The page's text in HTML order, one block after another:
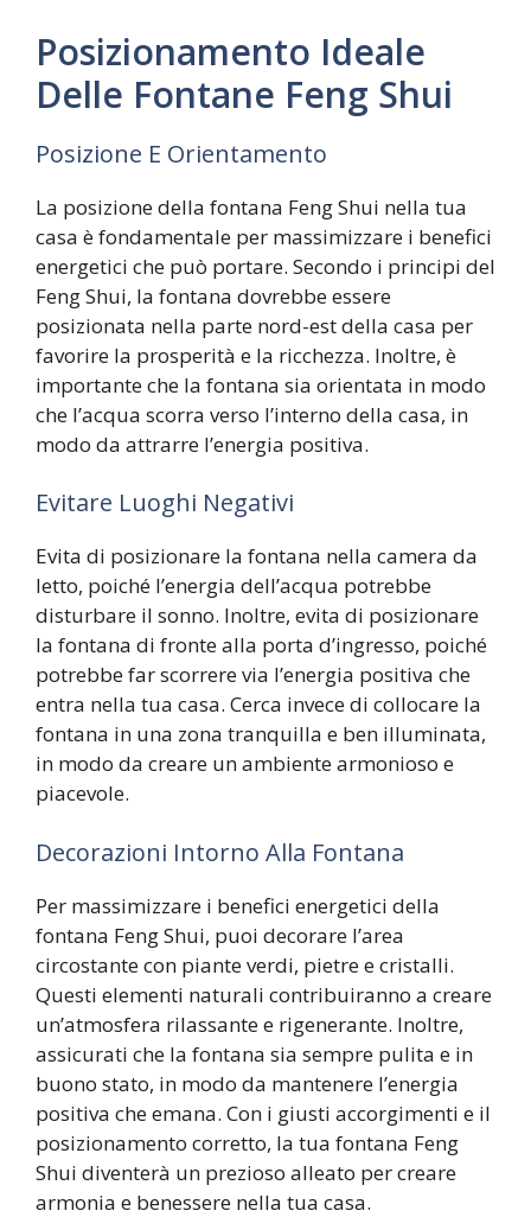
Posizionamento Ideale
Delle Fontane Feng Shui
Posizione E Orientamento
La posizione della fontana Feng Shui nella tua
casa è fondamentale per massimizzare i benefici
energetici che può portare. Secondo i principi del
Feng Shui, la fontana dovrebbe essere
posizionata nella parte nord-est della casa per
favorire la prosperità e la ricchezza. Inoltre, è
importante che la fontana sia orientata in modo
che l’acqua scorra verso l’interno della casa, in
modo da attrarre l’energia positiva.
Evitare Luoghi Negativi
Evita di posizionare la fontana nella camera da
letto, poiché l’energia dell’acqua potrebbe
disturbare il sonno. Inoltre, evita di posizionare
la fontana di fronte alla porta d’ingresso, poiché
potrebbe far scorrere via l’energia positiva che
entra nella tua casa. Cerca invece di collocare la
fontana in una zona tranquilla e ben illuminata,
in modo da creare un ambiente armonioso e
piacevole.
Decorazioni Intorno Alla Fontana
Per massimizzare i benefici energetici della
fontana Feng Shui, puoi decorare l’area
circostante con piante verdi, pietre e cristalli.
Questi elementi naturali contribuiranno a creare
un’atmosfera rilassante e rigenerante. Inoltre,
assicurati che la fontana sia sempre pulita e in
buono stato, in modo da mantenere l’energia
positiva che emana. Con i giusti accorgimenti e il
posizionamento corretto, la tua fontana Feng
Shui diventerà un prezioso alleato per creare
armonia e benessere nella tua casa.